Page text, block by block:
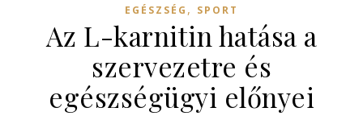
EGÉSZSÉG , SPORT
Az L-karnitin hatása a
szervezetre és
egészségügyi előnyei